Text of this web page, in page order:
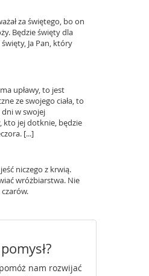
za świętego, bo on
Będzie święty dla
Ja Pan, który
upławy, to jest
ze swojego ciała, to
w swojej
kto jej dotknie, będzie
[...]
niczego z krwią.
wróżbiarstwa. Nie
nam rozwijać